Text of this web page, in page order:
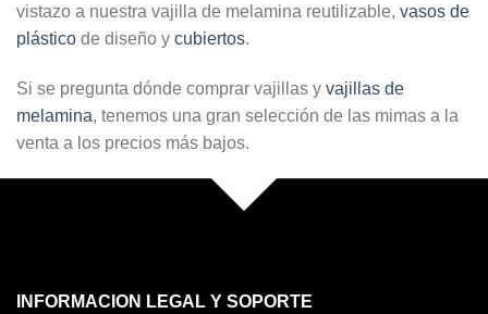
vistazo a nuestra vajilla de melamina reutilizable, vasos de
plástico de diseño y cubiertos.
Si se pregunta dónde comprar vajillas y vajillas de
melamina, tenemos una gran selección de las mimas a la
venta a los precios más bajos.
INFORMACION LEGAL Y SOPORTE